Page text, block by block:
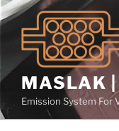
İçeriğe
geç
MASLAK
Emission System For